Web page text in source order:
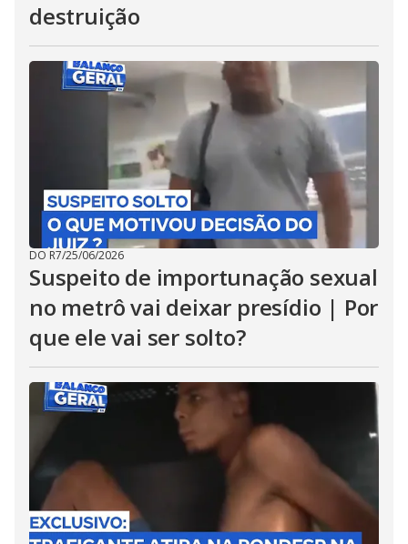
destruição
DO R7/25/06/2026
Suspeito de importunação sexual
no metrô vai deixar presídio | Por
que ele vai ser solto?